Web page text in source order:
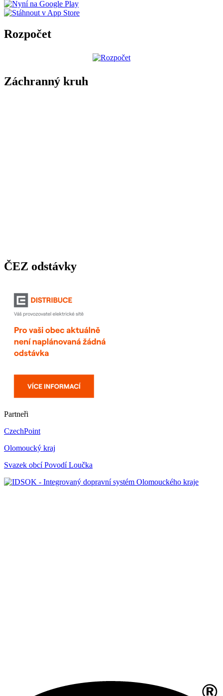
Rozpočet
Záchranný kruh
ČEZ odstávky
Partneři
CzechPoint
Olomoucký kraj
Svazek obcí Povodí Loučka